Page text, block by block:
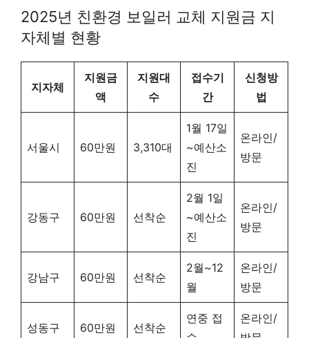
2025년 친환경 보일러 교체 지원금 지
자체별 현황
지자체
지원금
액
지원대
수
접수기
간
신청방
법
서울시 60만원 3,310대
1월 17일
~예산소
진
온라인/
방문
강동구 60만원 선착순
2월 1일
~예산소
진
온라인/
방문
강남구 60만원 선착순
2월~12
월
온라인/
방문
성동구 60만원 선착순
연중 접
온라인/